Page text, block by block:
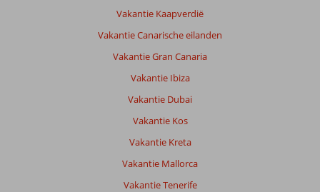
Vakantie Kaapverdië
Vakantie Canarische eilanden
Vakantie Gran Canaria
Vakantie Ibiza
Vakantie Dubai
Vakantie Kos
Vakantie Kreta
Vakantie Mallorca
Vakantie Tenerife